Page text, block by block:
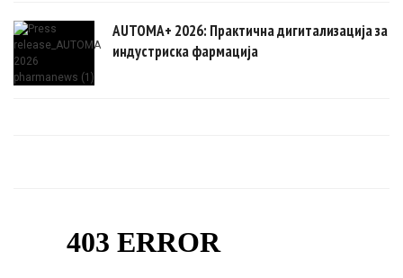
AUTOMA+ 2026: Практична дигитализација за
индустриска фармација